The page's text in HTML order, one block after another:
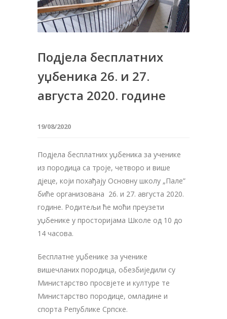
Подјела бесплатних
уџбеника 26. и 27.
августа 2020. године
19/08/2020
Подјела бесплатних уџбеника за ученике
из породица са троје, четворо и више
дјеце, који похађају Основну школу „Пале”
биће организована 26. и 27. августа 2020.
године. Родитељи ће моћи преузети
уџбенике у просторијама Школе од 10 до
14 часова.
Бесплатне уџбенике за ученике
вишечланих породица, обезбиједили су
Министарство просвјете и културе те
Министарство породице, омладине и
спорта Републике Српске.